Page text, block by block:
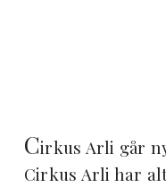
Cirkus Arli går
Cirkus Arli har